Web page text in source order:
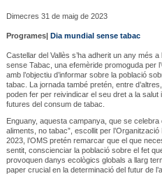
Dimecres 31 de maig de 2023
Programes| Dia mundial sense tabac
Castellar del Vallès s’ha adherit un any més
sense Tabac, una efemèride promoguda per
amb l’objectiu d’informar sobre la població
tabac. La jornada també pretén, entre
poden fer per reivindicar el seu dret a la
futures del consum de tabac.
Enguany, aquesta campanya, que se
aliments, no tabac”, escollit per
2023, l’OMS pretén remarcar que el que
sentit, conscienciar la població sobre el fet
provoquen danys ecològics globals a llarg
paper crucial en la determinació del futur de